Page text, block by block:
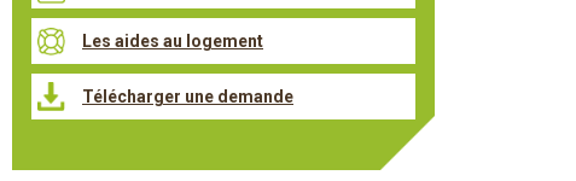
Les aides au logement
Télécharger une demande